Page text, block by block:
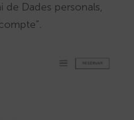
de Dades personals,